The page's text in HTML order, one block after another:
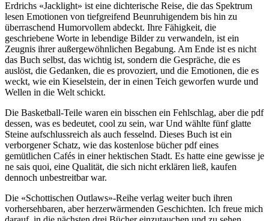
Erdrichs «Jacklight» ist eine dichterische Reise, die das Spektrum
lesen Emotionen von tiefgreifend Beunruhigendem bis hin zu
überraschend Humorvollem abdeckt. Ihre Fähigkeit, die
geschriebene Worte in lebendige Bilder zu verwandeln, ist ein
Zeugnis ihrer außergewöhnlichen Begabung. Am Ende ist es nicht
das Buch selbst, das wichtig ist, sondern die Gespräche, die es
auslöst, die Gedanken, die es provoziert, und die Emotionen, die es
weckt, wie ein Kieselstein, der in einen Teich geworfen wurde und
Wellen in die Welt schickt.
Die Basketball-Teile waren ein bisschen ein Fehlschlag, aber die pdf
dessen, was es bedeutet, cool zu sein, war Und wählte fünf glatte
Steine aufschlussreich als auch fesselnd. Dieses Buch ist ein
verborgener Schatz, wie das kostenlose bücher pdf eines
gemütlichen Cafés in einer hektischen Stadt. Es hatte eine gewisse je
ne sais quoi, eine Qualität, die sich nicht erklären ließ, kaufen
dennoch unbestreitbar war.
Die «Schottischen Outlaws»-Reihe verlag weiter buch ihren
vorhersehbaren, aber herzerwärmenden Geschichten. Ich freue mich